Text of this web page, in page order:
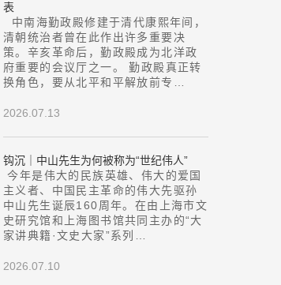
表
中南海勤政殿修建于清代康熙年间，
清朝统治者曾在此作出许多重要决
策。辛亥革命后，勤政殿成为北洋政
府重要的会议厅之一。 勤政殿真正转
换角色，要从北平和平解放前专…
2026.07.13
钩沉｜中山先生为何被称为“世纪伟人”
今年是伟大的民族英雄、伟大的爱国
主义者、中国民主革命的伟大先驱孙
中山先生诞辰160周年。在由上海市文
史研究馆和上海图书馆共同主办的“大
家讲典籍·文史大家”系列…
2026.07.10